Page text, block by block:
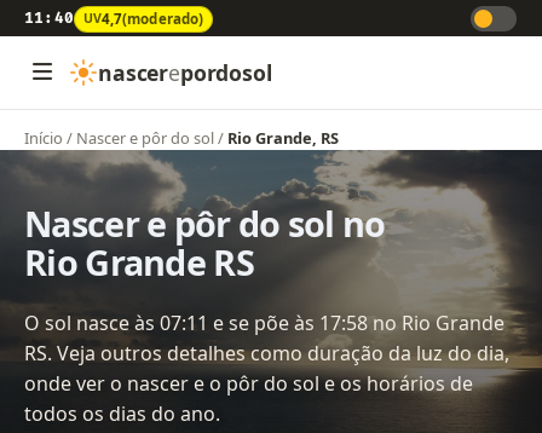
11:40 UV4,7(moderado)
nascerepordosol
Início / Nascer e pôr do sol/ Rio Grande, RS
Nascer e pôr do sol no
Rio Grande RS
O sol nasce às 07:11 e se põe às 17:58 no Rio Grande
RS. Veja outros detalhes como duração da luz do dia,
onde ver o nascer e o pôr do sol e os horários de
todos os dias do ano.